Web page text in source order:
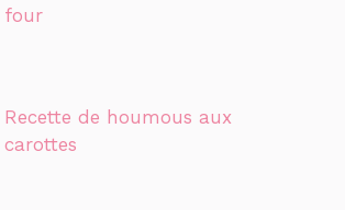
four
Recette de houmous aux
carottes